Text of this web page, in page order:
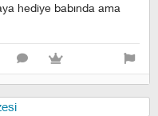
hediye babında ama